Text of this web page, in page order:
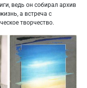
ведь он собирал архив
а встреча с
творчество.